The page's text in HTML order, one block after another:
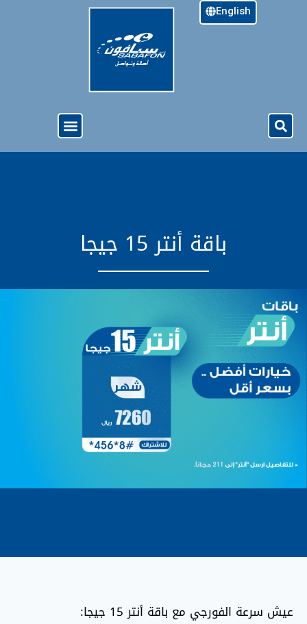
English
باقة أنتر 15 جيجا
عيش سرعة الفورجي مع باقة أنتر 15 جيجا: